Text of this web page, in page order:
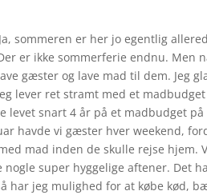
sommeren er her jo egentlig
er ikke sommerferie endnu. Men
gæster og lave mad til dem.
lever ret stramt med et
levet snart 4 år på et madbudget
havde vi gæster hver weekend,
mad inden de skulle rejse
super hyggelige aftener. Det
har jeg mulighed for at købe kød,